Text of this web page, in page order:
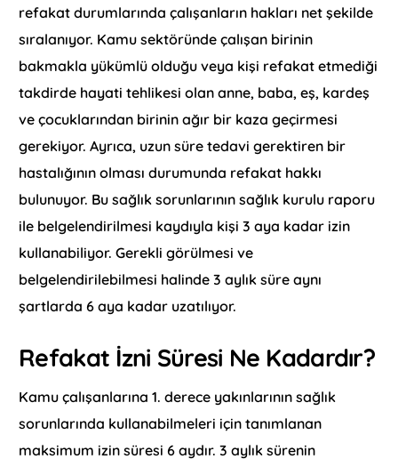
refakat durumlarında çalışanların hakları net şekilde
sıralanıyor. Kamu sektöründe çalışan birinin
bakmakla yükümlü olduğu veya kişi refakat etmediği
takdirde hayati tehlikesi olan anne, baba, eş, kardeş
ve çocuklarından birinin ağır bir kaza geçirmesi
gerekiyor. Ayrıca, uzun süre tedavi gerektiren bir
hastalığının olması durumunda refakat hakkı
bulunuyor. Bu sağlık sorunlarının sağlık kurulu raporu
ile belgelendirilmesi kaydıyla kişi 3 aya kadar izin
kullanabiliyor. Gerekli görülmesi ve
belgelendirilebilmesi halinde 3 aylık süre aynı
şartlarda 6 aya kadar uzatılıyor.
Refakat İzni Süresi Ne Kadardır?
Kamu çalışanlarına 1. derece yakınlarının sağlık
sorunlarında kullanabilmeleri için tanımlanan
maksimum izin süresi 6 aydır. 3 aylık sürenin